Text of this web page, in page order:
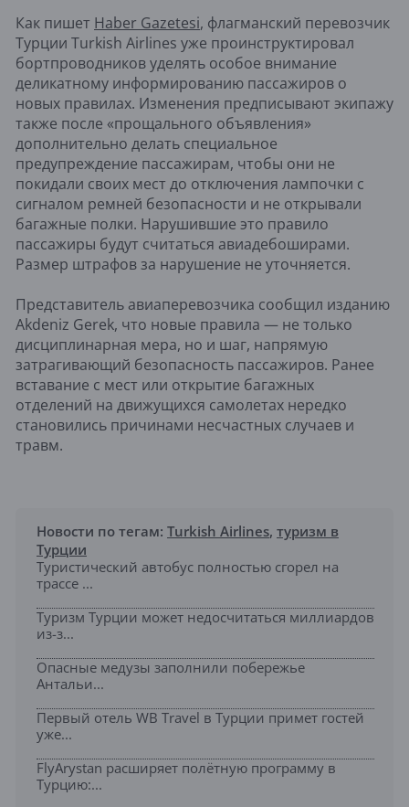
Как пишет Haber Gazetesi, флагманский перевозчик
Турции Turkish Airlines уже проинструктировал
бортпроводников уделять особое внимание
деликатному информированию пассажиров о
новых правилах. Изменения предписывают экипажу
также после «прощального объявления»
дополнительно делать специальное
предупреждение пассажирам, чтобы они не
покидали своих мест до отключения лампочки с
сигналом ремней безопасности и не открывали
багажные полки. Нарушившие это правило
пассажиры будут считаться авиадебоширами.
Размер штрафов за нарушение не уточняется.
Представитель авиаперевозчика сообщил изданию
Akdeniz Gerek, что новые правила — не только
дисциплинарная мера, но и шаг, напрямую
затрагивающий безопасность пассажиров. Ранее
вставание с мест или открытие багажных
отделений на движущихся самолетах нередко
становились причинами несчастных случаев и
травм.
Новости по тегам: Turkish Airlines, туризм в
Турции
Туристический автобус полностью сгорел на
трассе ...
Туризм Турции может недосчитаться миллиардов
из-з...
Опасные медузы заполнили побережье
Антальи...
Первый отель WB Travel в Турции примет гостей
уже...
FlyArystan расширяет полётную программу в
Турцию:...